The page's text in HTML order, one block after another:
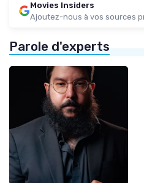
Movies Insiders
Ajoutez-nous à vos sources
Parole d'experts